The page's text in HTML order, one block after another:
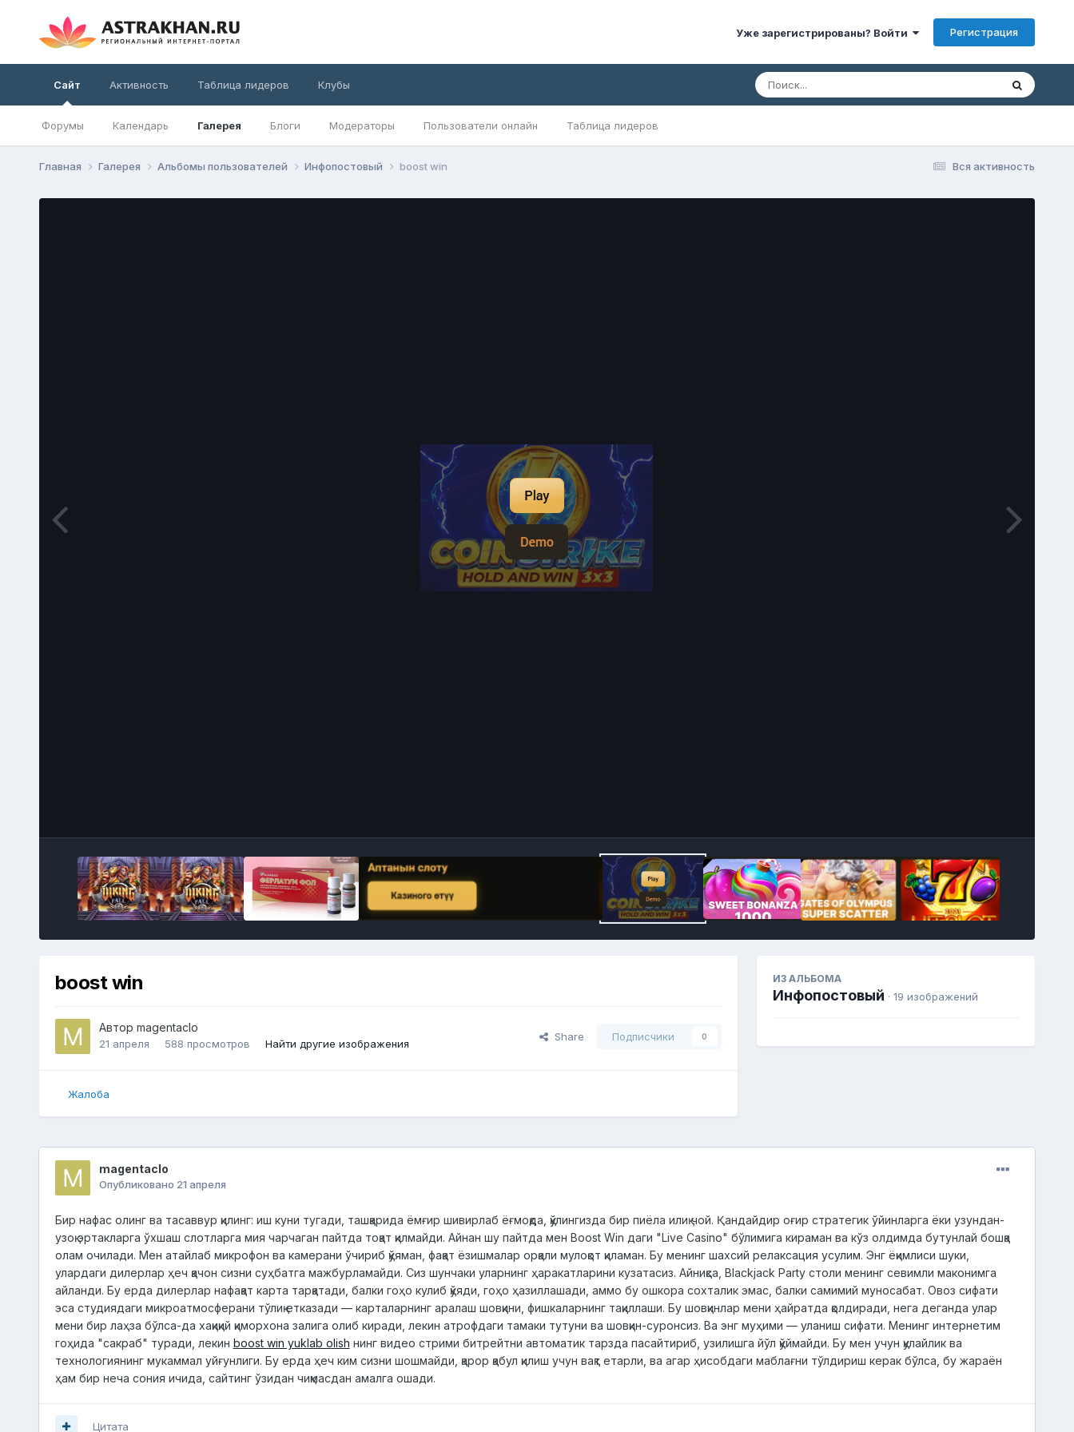
Уже зарегистрированы? Войти Регистрация
Сайт
Форумы Календарь Галерея Блоги Модераторы Пользователи онлайн Таблица лидеров
Активность Таблица лидеров Клубы
Вся активность
Главная Галерея Альбомы пользователей Инфопостовый boost win
boost win
Автор magentaclo
21 апреля 588 просмотров Найти другие изображения
Share Подписчики 0
Жалоба
ИЗ АЛЬБОМА
Инфопостовый · 19 изображений
magentaclo
Опубликовано 21 апреля
Бир нафас олинг ва тасаввур қилинг: иш куни тугади, ташқарида ёмғир шивирлаб ёғмоқда, қўлингизда бир пиёла илиқ чой. Қандайдир оғир стратегик ўйинларга ёки узундан-
узоқ эртакларга ўхшаш слотларга мия чарчаган пайтда тоқат қилмайди. Айнан шу пайтда мен Boost Win даги "Live Casino" бўлимига кираман ва кўз олдимда бутунлай бошқа
олам очилади. Мен атайлаб микрофон ва камерани ўчириб қўяман, фақат ёзишмалар орқали мулоқот қиламан. Бу менинг шахсий релаксация усулим. Энг ёқимлиси шуки,
улардаги дилерлар ҳеч қачон сизни суҳбатга мажбурламайди. Сиз шунчаки уларнинг ҳаракатларини кузатасиз. Айниқса, Blackjack Party столи менинг севимли маконимга
айланди. Бу ерда дилерлар нафақат карта тарқатади, балки гоҳо кулиб қўяди, гоҳо ҳазиллашади, аммо бу ошкора сохталик эмас, балки самимий муносабат. Овоз сифати
эса студиядаги микроатмосферани тўлиқ етказади — карталарнинг аралаш шовқини, фишкаларнинг тақиллаши. Бу шовқинлар мени ҳайратда қолдиради, нега деганда улар
мени бир лаҳза бўлса-да хақиқий қиморхона залига олиб киради, лекин атрофдаги тамаки тутуни ва шовқин-суронсиз. Ва энг муҳими — уланиш сифати. Менинг интернетим
гоҳида "сакраб" туради, лекин boost win yuklab olish нинг видео стрими битрейтни автоматик тарзда пасайтириб, узилишга йўл қўймайди. Бу мен учун қулайлик ва
технологиянинг мукаммал уйғунлиги. Бу ерда ҳеч ким сизни шошмайди, қарор қабул қилиш учун вақт етарли, ва агар ҳисобдаги маблағни тўлдириш керак бўлса, бу жараён
ҳам бир неча сония ичида, сайтинг ўзидан чиқмасдан амалга ошади.
Цитата